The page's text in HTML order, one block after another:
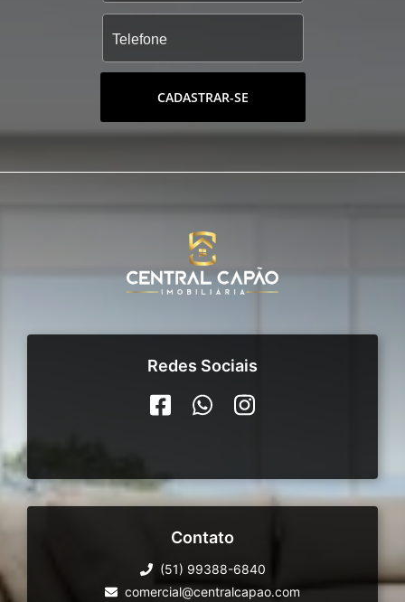
CADASTRAR-SE
Redes Sociais
Contato
(51) 99388-6840
comercial@centralcapao.com